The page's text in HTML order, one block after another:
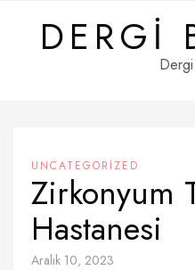
contentDERGI
UNCATEGORIZED
Zirkonyum
Hastanesi
Aralık 10, 2023